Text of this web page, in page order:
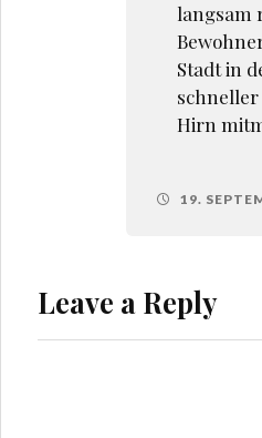
langsam
Stadt in
schneller
Hirn
19.
Leave a Reply